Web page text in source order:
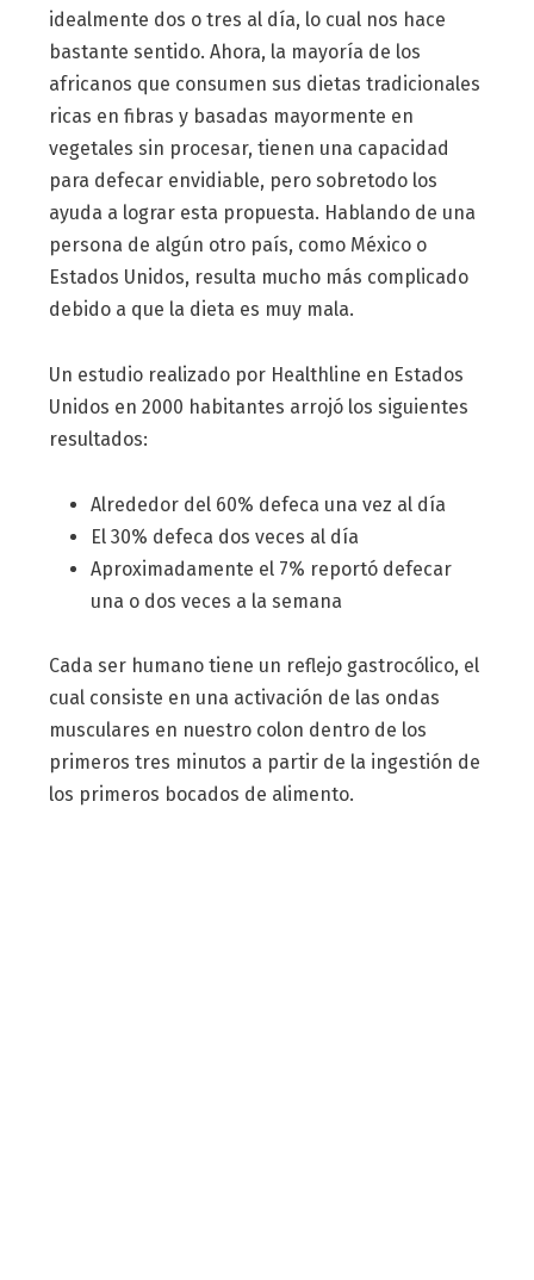
idealmente dos o tres al día, lo cual nos hace
bastante sentido. Ahora, la mayoría de los
africanos que consumen sus dietas tradicionales
ricas en fibras y basadas mayormente en
vegetales sin procesar, tienen una capacidad
para defecar envidiable, pero sobretodo los
ayuda a lograr esta propuesta. Hablando de una
persona de algún otro país, como México o
Estados Unidos, resulta mucho más complicado
debido a que la dieta es muy mala.
Un estudio realizado por Healthline en Estados
Unidos en 2000 habitantes arrojó los siguientes
resultados:
Alrededor del 60% defeca una vez al día
El 30% defeca dos veces al día
Aproximadamente el 7% reportó defecar
una o dos veces a la semana
Cada ser humano tiene un reflejo gastrocólico, el
cual consiste en una activación de las ondas
musculares en nuestro colon dentro de los
primeros tres minutos a partir de la ingestión de
los primeros bocados de alimento.